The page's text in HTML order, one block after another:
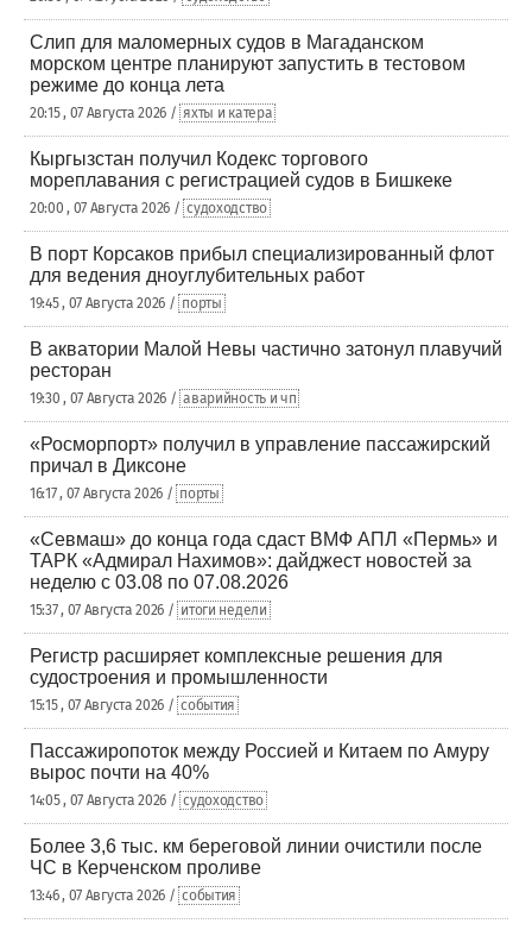
Слип для маломерных судов в Магаданском
морском центре планируют запустить в тестовом
режиме до конца лета
20:15 , 07 Августа 2026 / яхты и катера
Кыргызстан получил Кодекс торгового
мореплавания с регистрацией судов в Бишкеке
20:00 , 07 Августа 2026 / судоходство
В порт Корсаков прибыл специализированный флот
для ведения дноуглубительных работ
19:45 , 07 Августа 2026 / порты
В акватории Малой Невы частично затонул плавучий
ресторан
19:30 , 07 Августа 2026 / аварийность и чп
«Росморпорт» получил в управление пассажирский
причал в Диксоне
16:17 , 07 Августа 2026 / порты
«Севмаш» до конца года сдаст ВМФ АПЛ «Пермь» и
ТАРК «Адмирал Нахимов»: дайджест новостей за
неделю с 03.08 по 07.08.2026
15:37 , 07 Августа 2026 / итоги недели
Регистр расширяет комплексные решения для
судостроения и промышленности
15:15 , 07 Августа 2026 / события
Пассажиропоток между Россией и Китаем по Амуру
вырос почти на 40%
14:05 , 07 Августа 2026 / судоходство
Более 3,6 тыс. км береговой линии очистили после
ЧС в Керченском проливе
13:46 , 07 Августа 2026 / события